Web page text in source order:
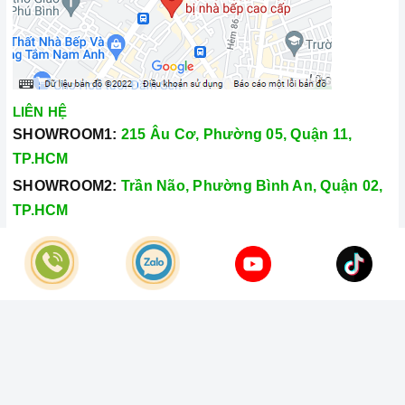
LIÊN HỆ
SHOWROOM1: 215 Âu Cơ, Phường 05, Quận 11,
TP.HCM
SHOWROOM2: Trần Não, Phường Bình An, Quận 02,
TP.HCM
Hotline:
028.66.79.8989
Khiếu nại: 0933.800.899